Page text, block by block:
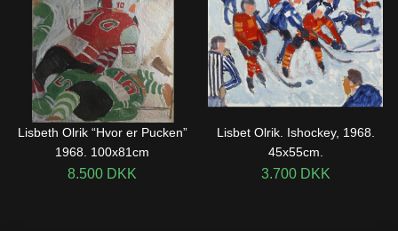
Lisbeth Olrik “Hvor er Pucken”
1968. 100x81cm
8.500 DKK
Lisbet Olrik. Ishockey, 1968.
45x55cm.
3.700 DKK